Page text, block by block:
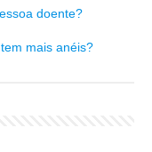
doente?
mais anéis?